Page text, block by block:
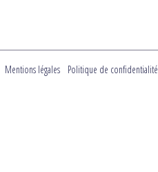
Mentions légales Politique de confidentialité